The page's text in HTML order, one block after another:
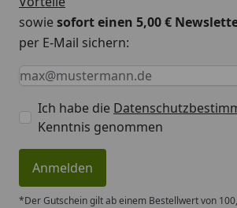
sowiesofort einen 5,00 €
per E-Mail sichern:
Keine Eingabe erforderlich
Eingabe erforderlich
E-Mail *
Ich habe die
Kenntnis genommen
Anmelden
*Der Gutschein gilt ab einem Bestellwert von